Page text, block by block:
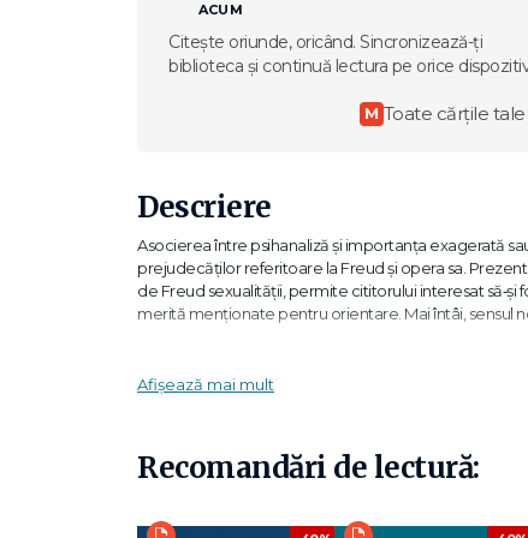
ACUM
Citește oriunde, oricând. Sincronizează-ți
biblioteca și continuă lectura pe orice
M Toate cărțile
Descriere
Asocierea între psihanaliză și importanța exagerată
prejudecăților referitoare la Freud și opera sa.
de Freud sexualității, permite cititorului interesat
merită menționate pentru orientare. Mai întâi, sensul
înțeles prin prisma sexualității adulte orientate spre
[Incapacitatea] pulsiunii sexuale de a produce o
sublimarea împinsă tot mai departe a componentelor
Afișează mai mult
Recomandări de lectură: